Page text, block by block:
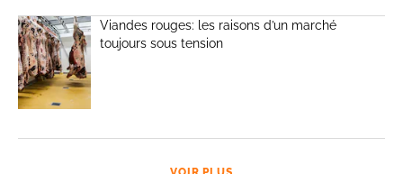
Viandes rouges: les raisons d’un marché
toujours sous tension